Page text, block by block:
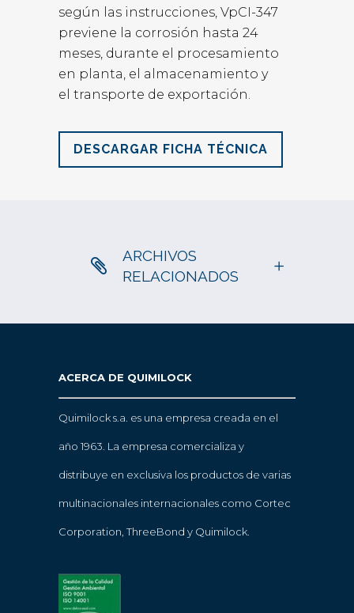
según las instrucciones, VpCI-347
previene la corrosión hasta 24
meses, durante el procesamiento
en planta, el almacenamiento y
el transporte de exportación.
DESCARGAR FICHA TÉCNICA
ARCHIVOS
RELACIONADOS
ACERCA DE QUIMILOCK
Quimilock s.a. es una empresa creada en el
año 1963. La empresa comercializa y
distribuye en exclusiva los productos de varias
multinacionales internacionales como Cortec
Corporation, ThreeBond y Quimilock.